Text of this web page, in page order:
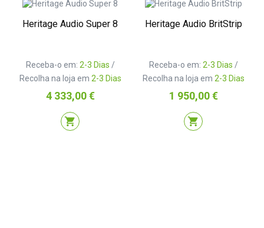
Heritage Audio Super 8
Receba-o em: 2-3 Dias /
Recolha na loja em 2-3 Dias
Preço
4 333,00 €
shopping_cart
Heritage Audio BritStrip
Receba-o em: 2-3 Dias /
Recolha na loja em 2-3 Dias
Preço
1 950,00 €
shopping_cart